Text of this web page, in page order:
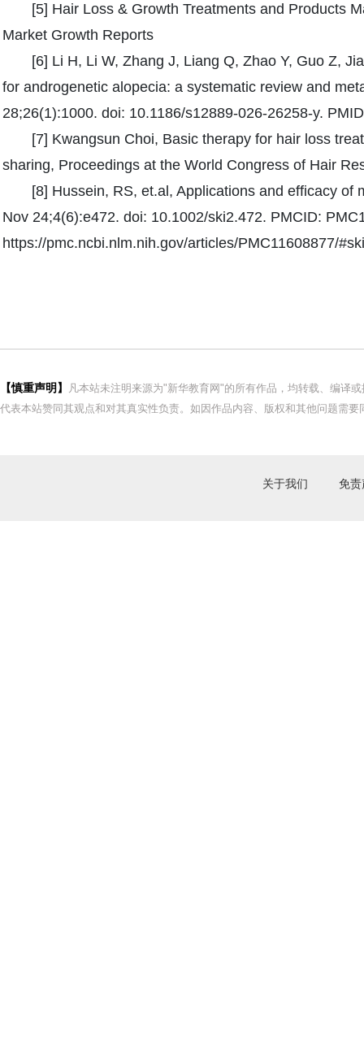
[5] Hair Loss & Growth Treatments and Products
Market Growth Reports
[6] Li H, Li W, Zhang J, Liang Q, Zhao Y, Guo Z,
for androgenetic alopecia: a systematic review and
28;26(1):1000. doi: 10.1186/s12889-026-26258-y.
[7] Kwangsun Choi, Basic therapy for hair loss
sharing, Proceedings at the World Congress of Hair
[8] Hussein, RS, et.al, Applications and efficacy
Nov 24;4(6):e472. doi: 10.1002/ski2.472. PMCID:
https://pmc.ncbi.nlm.nih.gov/articles/PMC11608877/
【慎重声明】
凡本站未注明来源为"新华教育网"的所有作品，均转载、编译
代表本站赞同其观点和对其真实性负责。如因作品内容、版权和其他问题需
关于我们 免责